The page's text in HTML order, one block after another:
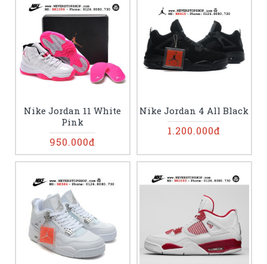
Nike Jordan 11 White
Pink
950.000đ
Nike Jordan 4 All Black
1.200.000đ